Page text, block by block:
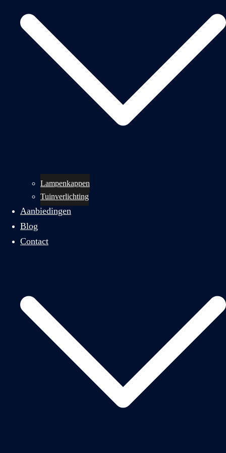
Lampenkappen
Tuinverlichting
Aanbiedingen
Blog
Contact